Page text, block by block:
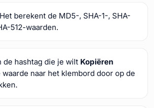
berekent de MD5-, SHA-1-, SHA-
512-waarden.
de hashtag die je wilt Kopiëren
waarde naar het klembord door op de